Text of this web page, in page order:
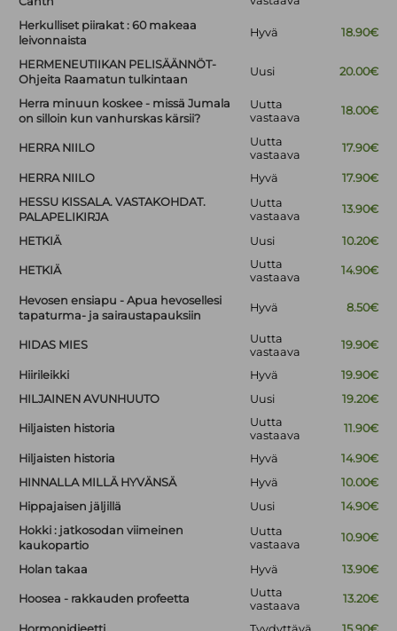
Herkulliset piirakat : 60 makeaa
leivonnaista
Hyvä 18.90€
HERMENEUTIIKAN PELISÄÄNNÖT-
Ohjeita Raamatun tulkintaan
Uusi 20.00€
Herra minuun koskee - missä Jumala
on silloin kun vanhurskas kärsii?
Uutta
vastaava
18.00€
HERRA NIILO
Uutta
vastaava
17.90€
HERRA NIILO Hyvä
17.90€
HESSU KISSALA. VASTAKOHDAT.
PALAPELIKIRJA
Uutta
vastaava
13.90€
HETKIÄ Uusi 10.20€
HETKIÄ
Uutta
vastaava
14.90€
Hevosen ensiapu - Apua hevosellesi
tapaturma- ja sairaustapauksiin
Hyvä 8.50€
HIDAS MIES
Uutta
vastaava
19.90€
Hiirileikki Hyvä
19.90€
HILJAINEN AVUNHUUTO
Uusi 19.20€
Hiljaisten historia
Uutta
vastaava
11.90€
Hiljaisten historia Hyvä
14.90€
HINNALLA MILLÄ HYVÄNSÄ
Hyvä
10.00€
Hippajaisen jäljillä
Uusi
14.90€
Hokki : jatkosodan viimeinen
kaukopartio
Uutta
vastaava
10.90€
Holan takaa Hyvä 13.90€
Hoosea - rakkauden profeetta
Uutta
vastaava
13.20€